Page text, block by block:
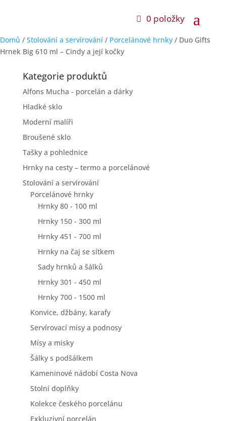
0 položky
Domů / Stolování a servírování / Porcelánové hrnky / Duo Gifts
Hrnek Big 610 ml – Cindy a její kočky
Kategorie produktů
Alfons Mucha - porcelán a dárky
Hladké sklo
Moderní malíři
Broušené sklo
Tašky a pohlednice
Hrnky na cesty – termo a porcelánové
Stolování a servírování
Porcelánové hrnky
Hrnky 80 - 100 ml
Hrnky 150 - 300 ml
Hrnky 451 - 700 ml
Hrnky na čaj se sítkem
Sady hrnků a šálků
Hrnky 301 - 450 ml
Hrnky 700 - 1500 ml
Konvice, džbány, karafy
Servírovací mísy a podnosy
Mísy a misky
Šálky s podšálkem
Kameninové nádobí Costa Nova
Stolní doplňky
Kolekce českého porcelánu
Exkluzivní porcelán